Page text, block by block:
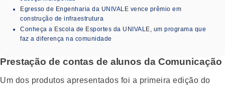
Egresso de Engenharia da UNIVALE vence prêmio em
construção de infraestrutura
Conheça a Escola de Esportes da UNIVALE, um programa que
faz a diferença na comunidade
Prestação de contas de alunos da Comunicação
Um dos produtos apresentados foi a primeira edição do